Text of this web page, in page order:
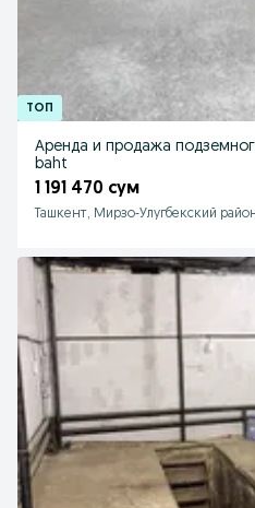
Аренда и продажа
baht
1 191 470 сум
Ташкент, Мирзо-Улугбекский